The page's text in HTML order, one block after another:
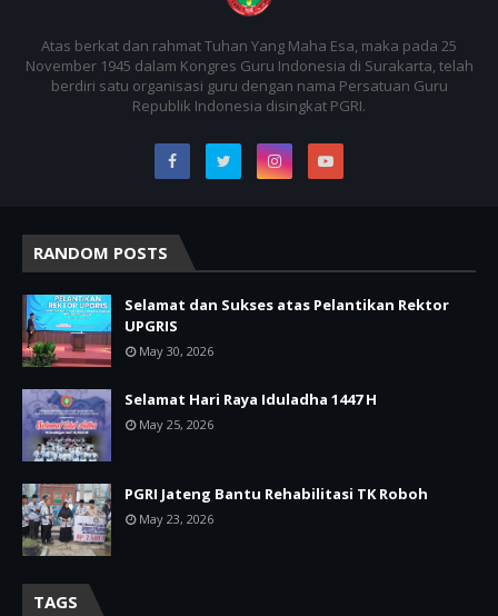
Atas berkat dan rahmat Tuhan Yang Maha Esa, maka pada 25
November 1945 dalam Kongres Guru Indonesia di Surakarta, telah
berdiri satu organisasi guru dengan nama Persatuan Guru
Republik Indonesia disingkat PGRI.
RANDOM POSTS
Selamat dan Sukses atas Pelantikan Rektor
UPGRIS
May 30, 2026
Selamat Hari Raya Iduladha 1447 H
May 25, 2026
PGRI Jateng Bantu Rehabilitasi TK Roboh
May 23, 2026
TAGS